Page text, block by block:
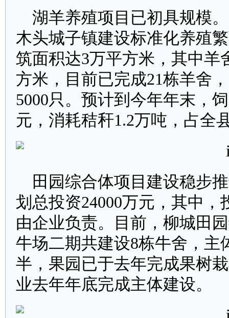
湖羊养殖项目已初具规模
木头城子镇建设标准化养殖
筑面积达3万平方米，其中羊
方米，目前已完成21栋羊舍
5000只。预计到今年年末，
元，消耗秸秆1.2万吨，占全
田园综合体项目建设稳步
划总投资24000万元，其中
由企业负责。目前，柳城田
牛场二期共建设8栋牛舍，主
半，果园已于去年完成果树
业去年年底完成主体建设。